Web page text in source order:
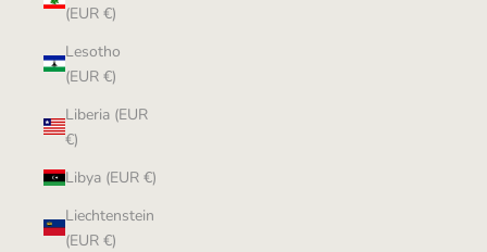
(EUR €)
Lesotho
(EUR €)
Liberia (EUR
€)
Libya (EUR €)
Liechtenstein
(EUR €)